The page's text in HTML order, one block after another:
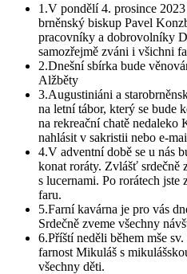
1.V pondělí 4. prosince
brněnský biskup Pavel
pracovníky a dobrovolníky
samozřejmě zváni i všichni
2.Dnešní sbírka bude
Alžběty
3.Augustiniáni a
na letní tábor, který se bude
na rekreační chatě nedaleko
nahlásit v sakristii nebo e-
4.V adventní době se u nás
konat roráty. Zvlášť srdečně
s lucernami. Po rorátech jste
faru.
5.Farní kavárna je pro vás
Srdečně zveme všechny
6.Příští neděli během mše
farnost Mikuláš s
všechny děti.